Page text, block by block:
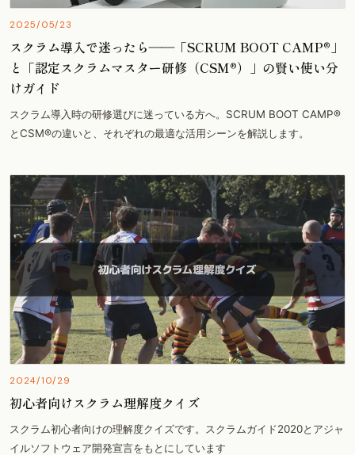
2025/05/23
スクラム導入で迷ったら――「SCRUM BOOT CAMP®」
と「認定スクラムマスター研修（CSM®）」の賢い使い分
けガイド
スクラム導入時の研修選びに迷っている方へ。SCRUM BOOT CAMP®
とCSM®の違いと、それぞれの最適な活用シーンを解説します。
2024/10/29
初心者向けスクラム理解度クイズ
スクラム初心者向けの理解度クイズです。スクラムガイド2020とアジャ
イルソフトウェア開発宣言をもとにしています